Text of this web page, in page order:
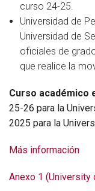
curso 24-25.
Universidad de
Universidad de
oficiales de
que realice la
Curso académico
25-26 para la
2025 para la
Más información
Anexo 1 (University